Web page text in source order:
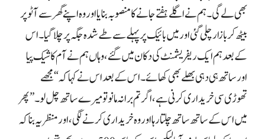
بھی لے گی۔ ہم نے اگلے ہفتے جانے کا منصوبہ بنایا اور وہ اپنے گھر سے آٹو پر
بیٹھ کر بازار چلی گئی اور میں بائیک پر پہلے سے طے شدہ جگہ پر چلا گیا۔ اس
کے بعد ہم ایک ریفریشمنٹ کی دکان میں گئے، وہاں ہم نے آم کا شیک پیا
اور ساتھ ہی دہی بھلے بھی کھائے۔ اس کے بعد اس نے کہا کہ “مجھے
تھوڑی سی خریداری کرنی ہے، اگر تم برا نہ مانو تو میرے ساتھ چل لو۔” پھر
میں اس کے ساتھ ساتھ چلتا رہا اور وہ خریداری کرنے لگی، اور منظر یہ بنا کہ